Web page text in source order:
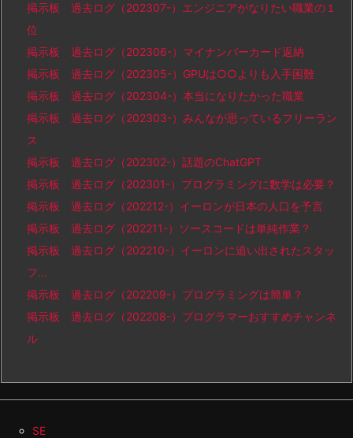
掲示板 過去ログ（202307-）エンジニアがなりたい職業の１
位
掲示板 過去ログ（202306-）マイナンバーカード返納
掲示板 過去ログ（202305-）GPUは○○よりも入手困難
掲示板 過去ログ（202304-）本当になりたかった職業
掲示板 過去ログ（202303-）みんなが思っているフリーラン
ス
掲示板 過去ログ（202302-）話題のChatGPT
掲示板 過去ログ（202301-）プログラミングに数学は必要？
掲示板 過去ログ（202212-）イーロンが日本の人口を予言
掲示板 過去ログ（202211-）ソースコードは単純作業？
掲示板 過去ログ（202210-）イーロンに追い出されたスタッ
フ…
掲示板 過去ログ（202209-）プログラミングは簡単？
掲示板 過去ログ（202208-）プログラマーおすすめチャンネ
ル
SE